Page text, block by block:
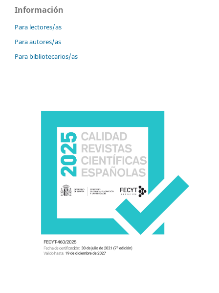
Información
Para lectores/as
Para autores/as
Para bibliotecarios/as